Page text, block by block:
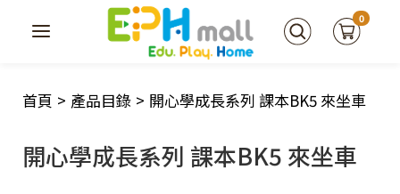
0
首頁 > 產品目錄 > 開心學成長系列 課本BK5 來坐車
開心學成長系列 課本BK5 來坐車